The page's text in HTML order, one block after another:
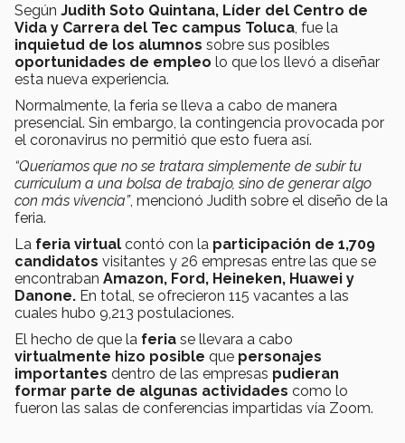
Según Judith Soto Quintana, Líder del Centro de
Vida y Carrera del Tec campus Toluca , fue la
inquietud de los alumnos sobre sus posibles
oportunidades de empleo lo que los llevó a diseñar
esta nueva experiencia.
Normalmente, la feria se lleva a cabo de manera
presencial. Sin embargo, la contingencia provocada por
el coronavirus no permitió que esto fuera así.
“Queríamos que no se tratara simplemente de subir tu
currículum a una bolsa de trabajo, sino de generar algo
con más vivencia”, mencionó Judith sobre el diseño de la
feria.
La feria virtual contó con la participación de 1,709
candidatos visitantes y 26 empresas entre las que se
encontraban Amazon, Ford, Heineken, Huawei y
Danone. En total, se ofrecieron 115 vacantes a las
cuales hubo 9,213 postulaciones.
El hecho de que la feria se llevara a cabo
virtualmente hizo posible que personajes
importantes dentro de las empresas pudieran
formar parte de algunas actividades como lo
fueron las salas de conferencias impartidas vía Zoom.